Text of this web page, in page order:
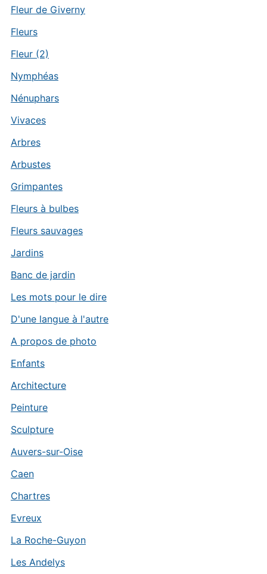
Fleur de Giverny
Fleurs
Fleur (2)
Nymphéas
Nénuphars
Vivaces
Arbres
Arbustes
Grimpantes
Fleurs à bulbes
Fleurs sauvages
Jardins
Banc de jardin
Les mots pour le dire
D'une langue à l'autre
A propos de photo
Enfants
Architecture
Peinture
Sculpture
Auvers-sur-Oise
Caen
Chartres
Evreux
La Roche-Guyon
Les Andelys